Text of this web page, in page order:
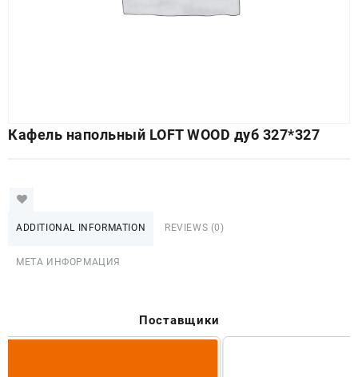
Кафель напольный LOFT WOOD дуб 327*327
ADDITIONAL INFORMATION REVIEWS (0)
МЕТА ИНФОРМАЦИЯ
Поставщики